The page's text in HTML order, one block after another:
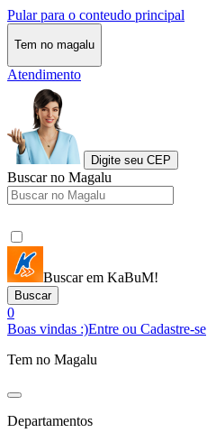
Pular para o conteudo principal
Tem no magalu
Atendimento
Digite seu CEP
Buscar no Magalu
Buscar em KaBuM!
Buscar
0
Boas vindas :)Entre ou Cadastre-se
Tem no Magalu
Departamentos